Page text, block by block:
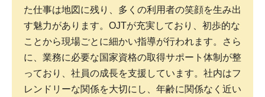
た仕事は地図に残り、多くの利用者の笑顔を生み出
す魅力があります。OJTが充実しており、初歩的な
ことから現場ごとに細かい指導が行われます。さら
に、業務に必要な国家資格の取得サポート体制が整
っており、社員の成長を支援しています。社内はフ
レンドリーな関係を大切にし、年齢に関係なく近い